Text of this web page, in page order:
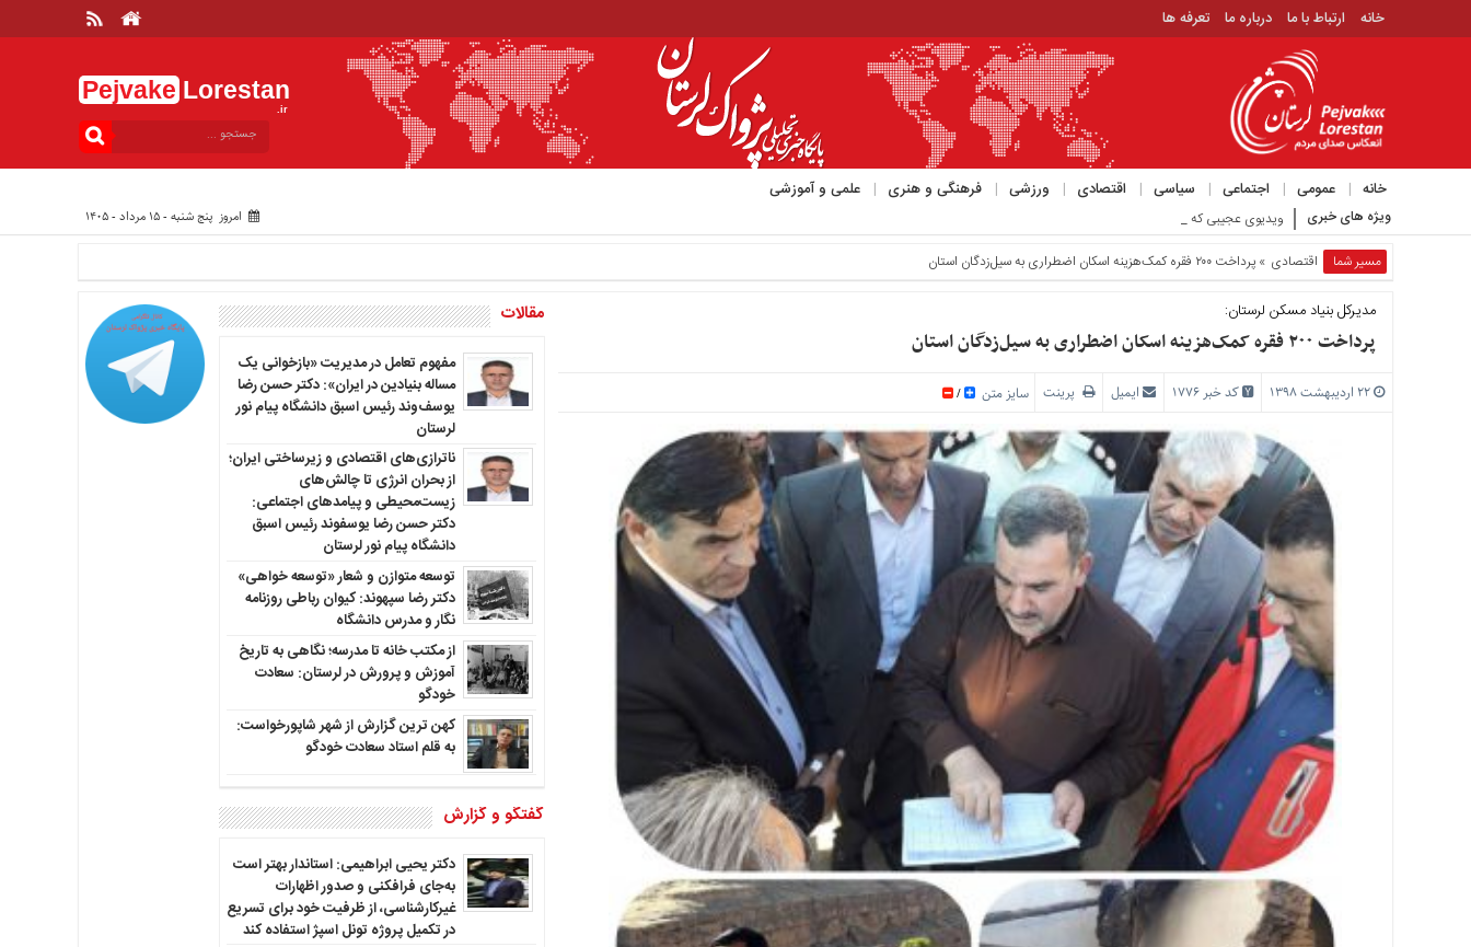
خانه ارتباط با ما درباره ما تعرفه ها
Pejvake Lorestan
.ir
خانه عمومی اجتماعی سیاسی اقتصادی ورزشی فرهنگی و هنری علمی و آموزشی
ارتباط
ویژه های خبری ویدیوی عجیبی که حمید رسایی با موضوع مذاکرات در کانال خود_ امروز پنج شنبه - ۱۵ مرداد - ۱۴۰۵
مسیر شما اقتصادی » پرداخت ۲۰۰ فقره کمک‌هزینه اسکان اضطراری به سیل‌زدگان استان
مدیرکل بنیاد مسکن لرستان:
پرداخت ۲۰۰ فقره کمک‌هزینه اسکان اضطراری به سیل‌زدگان استان
کد خبر 1776 ایمیل پرینت سایز متن /
مقالات
مفهوم تعامل در مدیریت «بازخوانی یک
مساله بنیادین در ایران»: دکتر حسن رضا
یوسف‌وند رئیس اسبق دانشگاه پیام نور
لرستان
ناترازی‌های اقتصادی و زیرساختی ایران؛
از بحران انرژی تا چالش‌های
زیست‌محیطی و پیامدهای اجتماعی:
دکتر حسن رضا یوسفوند رئیس اسبق
دانشگاه پیام نور لرستان
توسعه متوازن و شعار «توسعه خواهی»
دکتر رضا سپهوند: کیوان رباطی روزنامه
نگار و مدرس دانشگاه
از مکتب خانه تا مدرسه؛ نگاهی به تاریخ
آموزش و پرورش در لرستان: سعادت
خودگو
کهن ترین گزارش از شهر شاپورخواست:
به قلم استاد سعادت خودگو
گفتگو و گزارش
دکتر یحیی ابراهیمی: استاندار بهتر است
به‌جای فرافکنی و صدور اظهارات
غیرکارشناسی، از ظرفیت خود برای تسریع
در تکمیل پروژه تونل اسپژ استفاده کند